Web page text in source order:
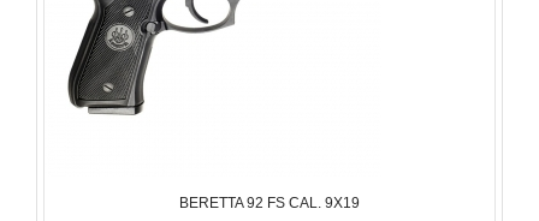
BERETTA 92 FS CAL. 9X19